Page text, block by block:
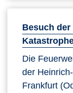
Besuch
Die
der
Frankfurt